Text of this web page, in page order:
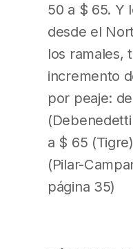
50 a $ 65. Y
desde el
los ramales,
incremento
por peaje:
a $ 65
(Pilar-
página 35)